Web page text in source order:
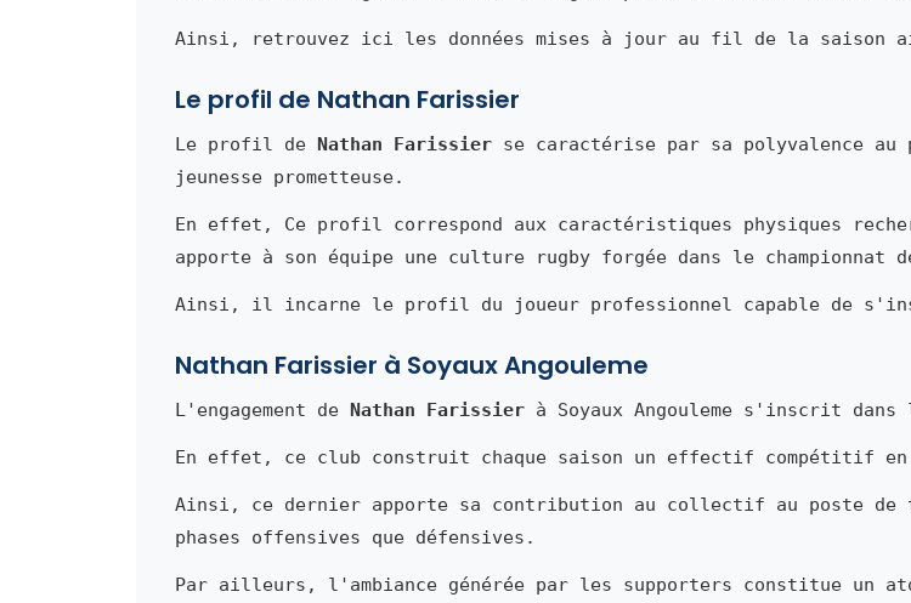
Ainsi, retrouvez ici les données mises à jour au fil de la saison
Le profil de Nathan Farissier
Le profil de Nathan Farissier se caractérise par sa polyvalence
jeunesse prometteuse.
En effet, Ce profil correspond aux caractéristiques physiques
apporte à son équipe une culture rugby forgée dans le championnat
Ainsi, il incarne le profil du joueur professionnel capable de
Nathan Farissier à Soyaux Angouleme
L'engagement de Nathan Farissier à Soyaux Angouleme s'inscrit
En effet, ce club construit chaque saison un effectif compétitif
Ainsi, ce dernier apporte sa contribution au collectif au poste
phases offensives que défensives.
Par ailleurs, l'ambiance générée par les supporters constitue un